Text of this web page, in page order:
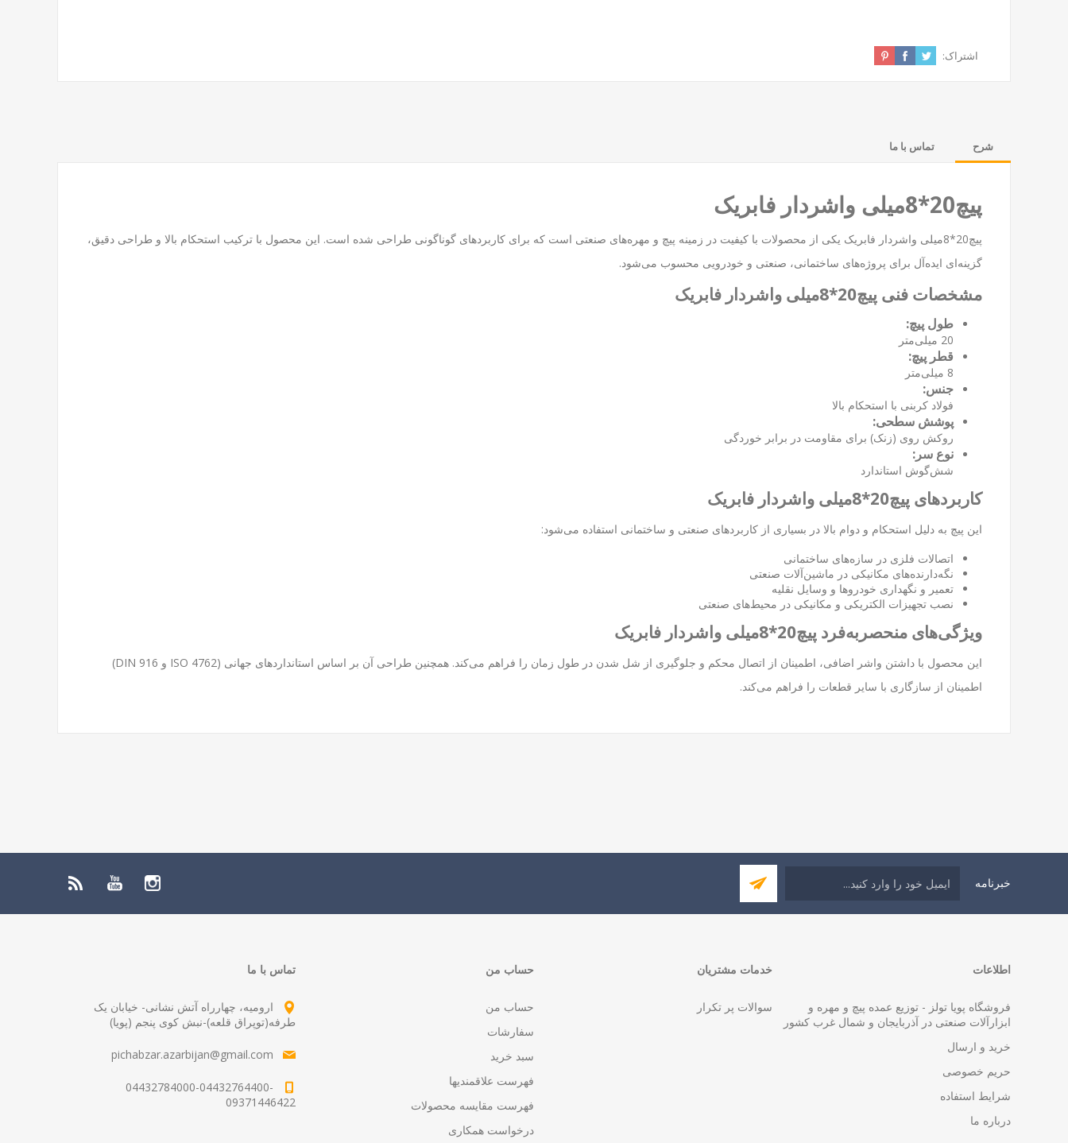
اشتراک:
شرح تماس با ما
پیچ20*8میلی واشردار فابریک
پیچ20*8میلی واشردار فابریک یکی از محصولات با کیفیت در زمینه پیچ و مهره‌های صنعتی است که برای کاربردهای گوناگونی طراحی شده است. این محصول با ترکیب استحکام بالا و طراحی دقیق،
گزینه‌ای ایده‌آل برای پروژه‌های ساختمانی، صنعتی و خودرویی محسوب می‌شود.
مشخصات فنی پیچ20*8میلی واشردار فابریک
طول پیچ:
20 میلی‌متر
قطر پیچ:
8 میلی‌متر
جنس:
فولاد کربنی با استحکام بالا
پوشش سطحی:
روکش روی (زنک) برای مقاومت در برابر خوردگی
نوع سر:
شش‌گوش استاندارد
کاربردهای پیچ20*8میلی واشردار فابریک
این پیچ به دلیل استحکام و دوام بالا در بسیاری از کاربردهای صنعتی و ساختمانی استفاده می‌شود:
اتصالات فلزی در سازه‌های ساختمانی
نگه‌دارنده‌های مکانیکی در ماشین‌آلات صنعتی
تعمیر و نگهداری خودروها و وسایل نقلیه
نصب تجهیزات الکتریکی و مکانیکی در محیط‌های صنعتی
ویژگی‌های منحصربه‌فرد پیچ20*8میلی واشردار فابریک
این محصول با داشتن واشر اضافی، اطمینان از اتصال محکم و جلوگیری از شل شدن در طول زمان را فراهم می‌کند. همچنین طراحی آن بر اساس استانداردهای جهانی (ISO 4762 و DIN 916)
اطمینان از سازگاری با سایر قطعات را فراهم می‌کند.
خبرنامه
اطلاعات
فروشگاه پویا تولز - توزیع عمده پیچ و مهره و
ابزارآلات صنعتی در آذربایجان و شمال غرب کشور
خرید و ارسال
حریم خصوصی
شرایط استفاده
درباره ما
خدمات مشتریان
سوالات پر تکرار
حساب من
حساب من
سفارشات
سبد خرید
فهرست علاقمندیها
فهرست مقایسه محصولات
درخواست همکاری
تماس با ما
ارومیه، چهارراه آتش نشانی- خیابان یک
طرفه(توپراق قلعه)-نبش کوی پنجم (پویا)
pichabzar.azarbijan@gmail.com
04432784000-04432764400-
09371446422